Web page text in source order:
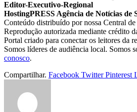
Editor-Executivo-Regional
HostingPRESS Agência de Notícias de
Conteúdo distribuído por nossa Central
Reprodução autorizada mediante crédito
Portal criado para conectar os leitores da
Somos líderes de audiência local. Somos
conosco.
Compartilhar. Facebook Twitter Pinterest